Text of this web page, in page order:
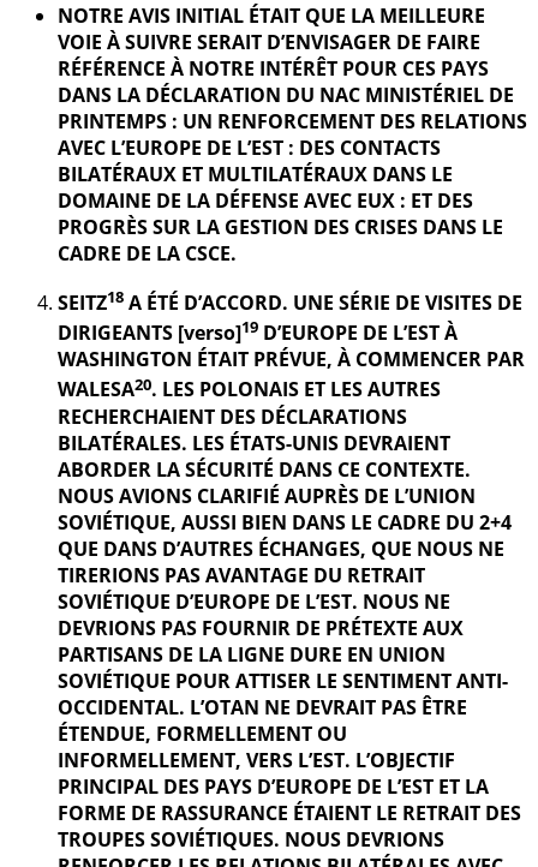
NOTRE AVIS INITIAL ÉTAIT QUE LA MEILLEURE
VOIE À SUIVRE SERAIT D’ENVISAGER DE FAIRE
RÉFÉRENCE À NOTRE INTÉRÊT POUR CES PAYS
DANS LA DÉCLARATION DU NAC MINISTÉRIEL DE
PRINTEMPS : UN RENFORCEMENT DES RELATIONS
AVEC L’EUROPE DE L’EST : DES CONTACTS
BILATÉRAUX ET MULTILATÉRAUX DANS LE
DOMAINE DE LA DÉFENSE AVEC EUX : ET DES
PROGRÈS SUR LA GESTION DES CRISES DANS LE
CADRE DE LA CSCE.
SEITZ18 A ÉTÉ D’ACCORD. UNE SÉRIE DE VISITES DE
DIRIGEANTS [verso]19 D’EUROPE DE L’EST À
WASHINGTON ÉTAIT PRÉVUE, À COMMENCER PAR
WALESA20. LES POLONAIS ET LES AUTRES
RECHERCHAIENT DES DÉCLARATIONS
BILATÉRALES. LES ÉTATS-UNIS DEVRAIENT
ABORDER LA SÉCURITÉ DANS CE CONTEXTE.
NOUS AVIONS CLARIFIÉ AUPRÈS DE L’UNION
SOVIÉTIQUE, AUSSI BIEN DANS LE CADRE DU 2+4
QUE DANS D’AUTRES ÉCHANGES, QUE NOUS NE
TIRERIONS PAS AVANTAGE DU RETRAIT
SOVIÉTIQUE D’EUROPE DE L’EST. NOUS NE
DEVRIONS PAS FOURNIR DE PRÉTEXTE AUX
PARTISANS DE LA LIGNE DURE EN UNION
SOVIÉTIQUE POUR ATTISER LE SENTIMENT ANTI-
OCCIDENTAL. L’OTAN NE DEVRAIT PAS ÊTRE
ÉTENDUE, FORMELLEMENT OU
INFORMELLEMENT, VERS L’EST. L’OBJECTIF
PRINCIPAL DES PAYS D’EUROPE DE L’EST ET LA
FORME DE RASSURANCE ÉTAIENT LE RETRAIT DES
TROUPES SOVIÉTIQUES. NOUS DEVRIONS